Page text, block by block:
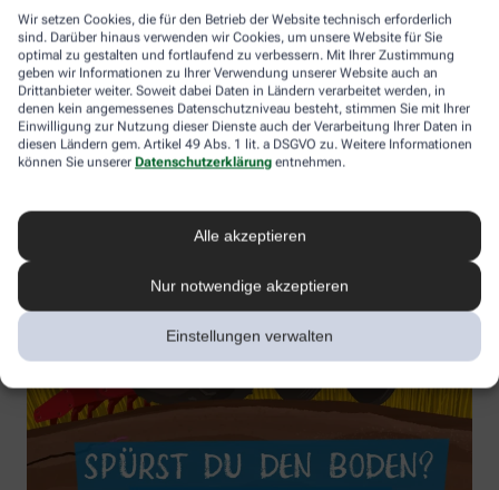
Wir setzen Cookies, die für den Betrieb der Website technisch erforderlich
sind. Darüber hinaus verwenden wir Cookies, um unsere Website für Sie
optimal zu gestalten und fortlaufend zu verbessern. Mit Ihrer Zustimmung
geben wir Informationen zu Ihrer Verwendung unserer Website auch an
Drittanbieter weiter. Soweit dabei Daten in Ländern verarbeitet werden, in
denen kein angemessenes Datenschutzniveau besteht, stimmen Sie mit Ihrer
Einwilligung zur Nutzung dieser Dienste auch der Verarbeitung Ihrer Daten in
diesen Ländern gem. Artikel 49 Abs. 1 lit. a DSGVO zu. Weitere Informationen
können Sie unserer Datenschutzerklärung entnehmen.
Alle akzeptieren
Nur notwendige akzeptieren
Einstellungen verwalten